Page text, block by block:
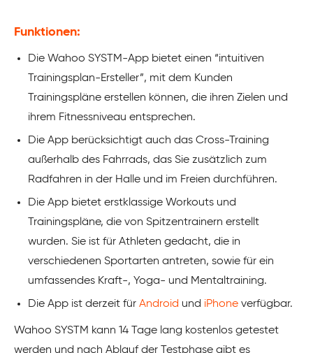
Funktionen:
Die Wahoo SYSTM-App bietet einen “intuitiven
Trainingsplan-Ersteller”, mit dem Kunden
Trainingspläne erstellen können, die ihren Zielen und
ihrem Fitnessniveau entsprechen.
Die App berücksichtigt auch das Cross-Training
außerhalb des Fahrrads, das Sie zusätzlich zum
Radfahren in der Halle und im Freien durchführen.
Die App bietet erstklassige Workouts und
Trainingspläne, die von Spitzentrainern erstellt
wurden. Sie ist für Athleten gedacht, die in
verschiedenen Sportarten antreten, sowie für ein
umfassendes Kraft-, Yoga- und Mentaltraining.
Die App ist derzeit für Android und iPhone verfügbar.
Wahoo SYSTM kann 14 Tage lang kostenlos getestet
werden und nach Ablauf der Testphase gibt es